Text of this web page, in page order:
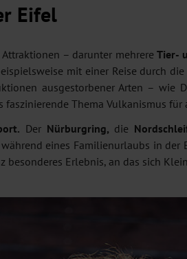
Eifel
– darunter mehrereTier-
mit einer Reise durch die
ausgestorbener Arten – wie
Thema Vulkanismus
Der Nürburgring, die
eines Familienurlaubs in
Erlebnis, an das sich